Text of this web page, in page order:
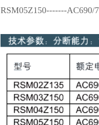
RSM05Z150-------AC690/